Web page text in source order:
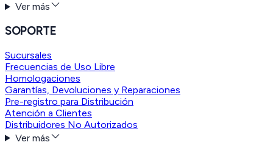
Ver más
SOPORTE
Sucursales
Frecuencias de Uso Libre
Homologaciones
Garantías, Devoluciones y Reparaciones
Pre-registro para Distribución
Atención a Clientes
Distribuidores No Autorizados
Ver más